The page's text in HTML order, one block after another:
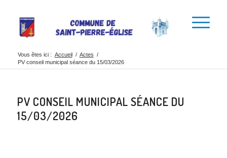
Vous êtes ici : Accueil / Actes /
PV conseil municipal séance du 15/03/2026
PV CONSEIL MUNICIPAL SÉANCE DU
15/03/2026